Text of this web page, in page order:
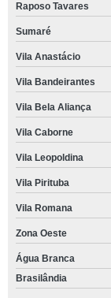
Raposo Tavares
Sumaré
Vila Anastácio
Vila Bandeirantes
Vila Bela Aliança
Vila Caborne
Vila Leopoldina
Vila Pirituba
Vila Romana
Zona Oeste
Água Branca
Brasilândia